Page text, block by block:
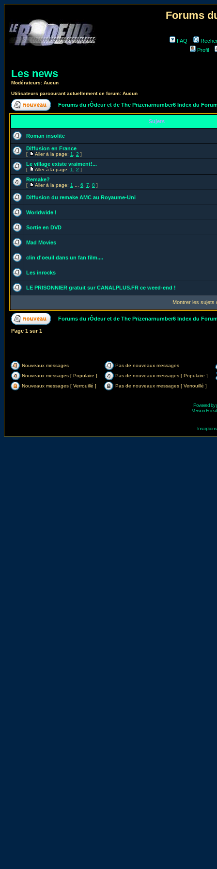
Forums
FAQ
Profil
Les news
Modérateurs: Aucun
Utilisateurs parcourant actuellement ce forum: Aucun
Forums du rÔdeur et de The Prizenarnumber6 Index du
Sujets
Roman insolite
Diffusion en France
[ Aller à la page: 1 2 ]
Le village existe vraiment!...
[ Aller à la page: 1 2 ]
Remake?
[ Aller à la page: 1 6 7 8 ]
Diffusion du remake AMC au Royaume-Uni
Worldwide !
Sortie en DVD
Mad Movies
clin d'oeuil dans un fan film....
Les inrocks
LE PRISONNIER gratuit sur CANALPLUS.FR ce weed-end !
Montrer les sujets
Forums du rÔdeur et de The Prizenarnumber6 Index du
Page 1 sur1
Nouveaux messages
Pas de nouveaux messages
Nouveaux messages [ Populaire ]
Pas de nouveaux messages [ Populaire ]
Nouveaux messages [ Verrouillé ]
Pas de nouveaux messages [ Verrouillé ]
Powered by
Version Fr